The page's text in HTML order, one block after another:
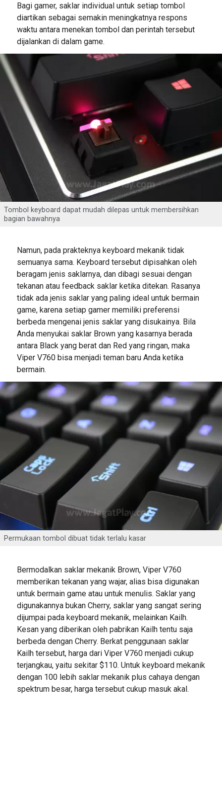
Bagi gamer, saklar individual untuk setiap tombol
diartikan sebagai semakin meningkatnya respons
waktu antara menekan tombol dan perintah tersebut
dijalankan di dalam game.
Tombol keyboard dapat mudah dilepas untuk membersihkan
bagian bawahnya
Namun, pada prakteknya keyboard mekanik tidak
semuanya sama. Keyboard tersebut dipisahkan oleh
beragam jenis saklarnya, dan dibagi sesuai dengan
tekanan atau feedback saklar ketika ditekan. Rasanya
tidak ada jenis saklar yang paling ideal untuk bermain
game, karena setiap gamer memiliki preferensi
berbeda mengenai jenis saklar yang disukainya. Bila
Anda menyukai saklar Brown yang kasarnya berada
antara Black yang berat dan Red yang ringan, maka
Viper V760 bisa menjadi teman baru Anda ketika
bermain.
Permukaan tombol dibuat tidak terlalu kasar
Bermodalkan saklar mekanik Brown, Viper V760
memberikan tekanan yang wajar, alias bisa digunakan
untuk bermain game atau untuk menulis. Saklar yang
digunakannya bukan Cherry, saklar yang sangat sering
dijumpai pada keyboard mekanik, melainkan Kailh.
Kesan yang diberikan oleh pabrikan Kailh tentu saja
berbeda dengan Cherry. Berkat penggunaan saklar
Kailh tersebut, harga dari Viper V760 menjadi cukup
terjangkau, yaitu sekitar $110. Untuk keyboard mekanik
dengan 100 lebih saklar mekanik plus cahaya dengan
spektrum besar, harga tersebut cukup masuk akal.